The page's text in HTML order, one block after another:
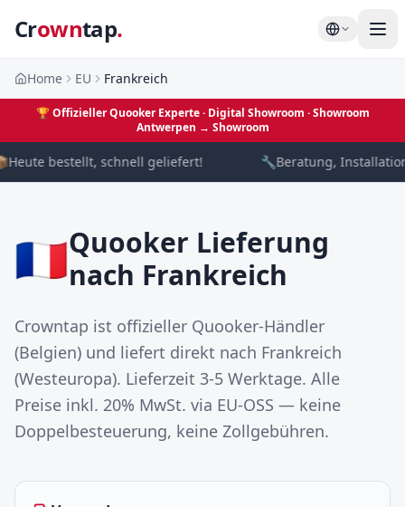
Crowntap.
Home EU Frankreich
🏆 Offizieller Quooker Experte · Digital Showroom · Showroom
Antwerpen → Showroom
Heute bestellt, schnell geliefert! 🔧Beratung,
🇫🇷Quooker Lieferung
nach Frankreich
Crowntap ist offizieller Quooker-Händler
(Belgien) und liefert direkt nach Frankreich
(Westeuropa). Lieferzeit 3-5 Werktage. Alle
Preise inkl. 20% MwSt. via EU-OSS — keine
Doppelbesteuerung, keine Zollgebühren.